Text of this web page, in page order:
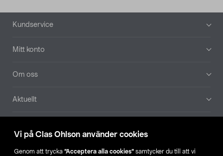
Vi på Clas Ohlson använder cookies
Genom att trycka ”Acceptera alla cookies” samtycker du till att vi
Sidfot
Kundservice
Mitt konto
Om oss
Aktuellt
Hitta butik